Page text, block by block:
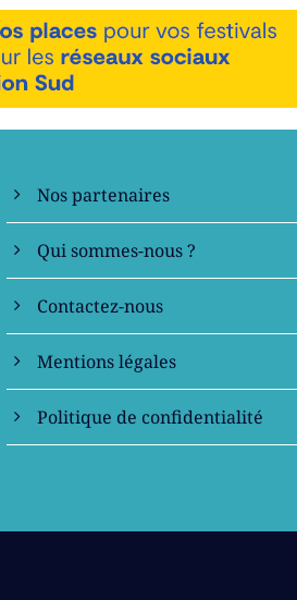
En savoir +
Nos partenaires
Qui sommes-nous ?
Contactez-nous
Mentions légales
Politique de confidentialité